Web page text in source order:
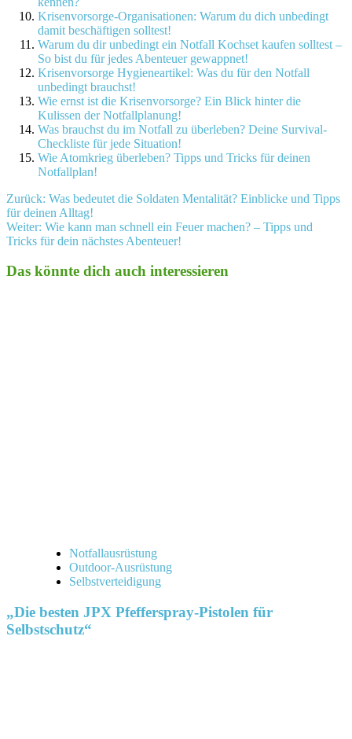
Krisenvorsorge-Organisationen: Warum du dich unbedingt
damit beschäftigen solltest!
Warum du dir unbedingt ein Notfall Kochset kaufen solltest –
So bist du für jedes Abenteuer gewappnet!
Krisenvorsorge Hygieneartikel: Was du für den Notfall
unbedingt brauchst!
Wie ernst ist die Krisenvorsorge? Ein Blick hinter die
Kulissen der Notfallplanung!
Was brauchst du im Notfall zu überleben? Deine Survival-
Checkliste für jede Situation!
Wie Atomkrieg überleben? Tipps und Tricks für deinen
Notfallplan!
Beitragsnavigation
Zurück: Was bedeutet die Soldaten Mentalität? Einblicke und Tipps
für deinen Alltag!
Weiter: Wie kann man schnell ein Feuer machen? – Tipps und
Tricks für dein nächstes Abenteuer!
Das könnte dich auch interessieren
Notfallausrüstung
Outdoor-Ausrüstung
Selbstverteidigung
„Die besten JPX Pfefferspray-Pistolen für
Selbstschutz“